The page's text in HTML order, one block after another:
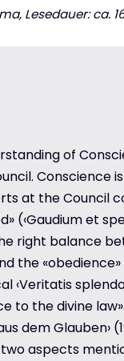
Lesedauer: ca.
of
Conscience
at the Council
(‹Gaudium et
right balance
the
‹Veritatis
to the divine
dem Glauben›
aspects